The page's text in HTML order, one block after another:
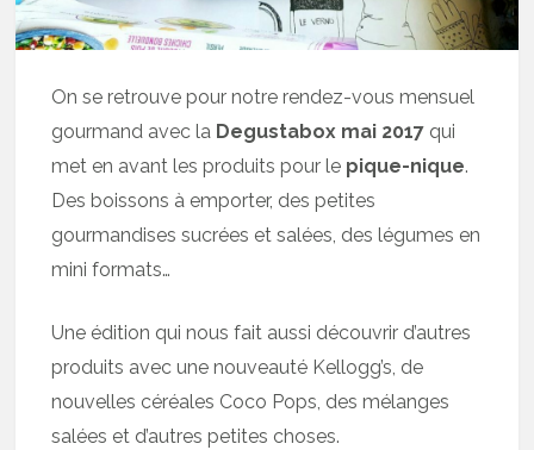
On se retrouve pour notre rendez-vous mensuel
gourmand avec la Degustabox mai 2017 qui
met en avant les produits pour le pique-nique.
Des boissons à emporter, des petites
gourmandises sucrées et salées, des légumes en
mini formats…
Une édition qui nous fait aussi découvrir d’autres
produits avec une nouveauté Kellogg’s, de
nouvelles céréales Coco Pops, des mélanges
salées et d’autres petites choses.